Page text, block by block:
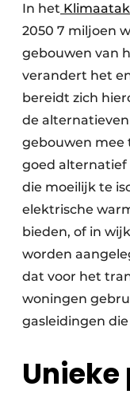
In het
2050 7 miljoen
gebouwen van
verandert het
bereidt zich
de
gebouwen mee
goed alternatief
die moeilijk te
elektrische
bieden, of in
worden
dat voor het
woningen
gasleidingen